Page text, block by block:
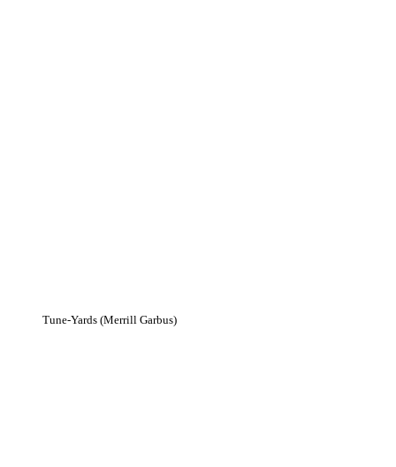
Tune-Yards (Merrill Garbus)